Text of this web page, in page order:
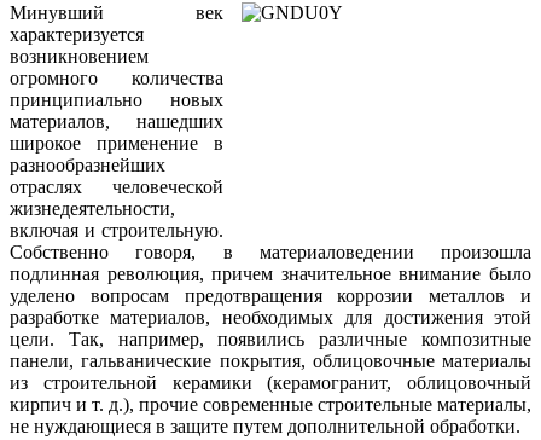
Минувший век
характеризуется
возникновением
огромного количества
принципиально новых
материалов, нашедших
широкое применение в
разнообразнейших
отраслях человеческой
жизнедеятельности,
включая и строительную.
Собственно говоря, в материаловедении произошла
подлинная революция, причем значительное внимание было
уделено вопросам предотвращения коррозии металлов и
разработке материалов, необходимых для достижения этой
цели. Так, например, появились различные композитные
панели, гальванические покрытия, облицовочные материалы
из строительной керамики (керамогранит, облицовочный
кирпич и т. д.), прочие современные строительные материалы,
не нуждающиеся в защите путем дополнительной обработки.